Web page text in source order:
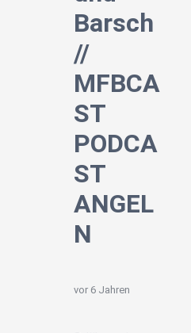
Barsch
//
MFBCA
ST
PODCA
ST
ANGEL
N
vor 6 Jahren